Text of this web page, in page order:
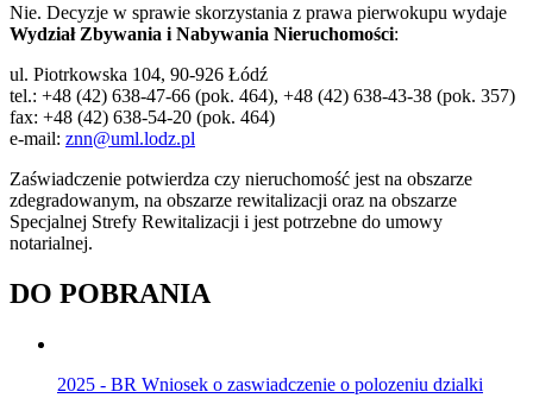
Nie. Decyzje w sprawie skorzystania z prawa pierwokupu wydaje
Wydział Zbywania i Nabywania Nieruchomości:
ul. Piotrkowska 104, 90-926 Łódź
tel.: +48 (42) 638-47-66 (pok. 464), +48 (42) 638-43-38 (pok. 357)
fax: +48 (42) 638-54-20 (pok. 464)
e-mail: znn@uml.lodz.pl
Zaświadczenie potwierdza czy nieruchomość jest na obszarze
zdegradowanym, na obszarze rewitalizacji oraz na obszarze
Specjalnej Strefy Rewitalizacji i jest potrzebne do umowy
notarialnej.
DO POBRANIA
2025 - BR Wniosek o zaswiadczenie o polozeniu dzialki